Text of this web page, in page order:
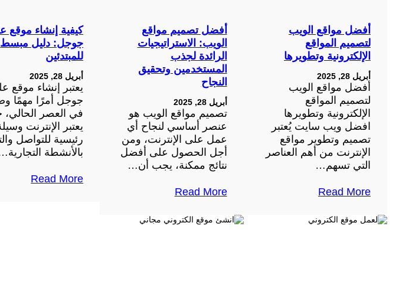
أفضل مواقع الويب
لتصميم المواقع
الإلكترونية وتطويرها
أبريل 28, 2025
أفضل مواقع الويب
لتصميم المواقع
الإلكترونية وتطويرها
افضل ويب سايت يُعتبر
تصميم وتطوير مواقع
الإنترنت من أهم العناصر
التي تسهم…
Read More
أفضل تصميم مواقع
الويب: الاستراتيجيات
الرائدة لجذب
المستخدمين وتحقيق
النجاح
أبريل 28, 2025
تصميم مواقع الويب هو
عنصر أساسي لنجاح أي
عمل على الإنترنت، ومن
أجل الحصول على أفضل
نتائج ممكنة، يجب أن…
Read More
كيفية إنشاء موقع
جوجل: دليل مبسط
للمبتدئين
أبريل 28, 2025
يعتبر إنشاء موقع
جوجل أمرًا مهمًا
في العصر
يعتبر الإنترنت
رئيسية للتواصل
بالأنشطة
Read More